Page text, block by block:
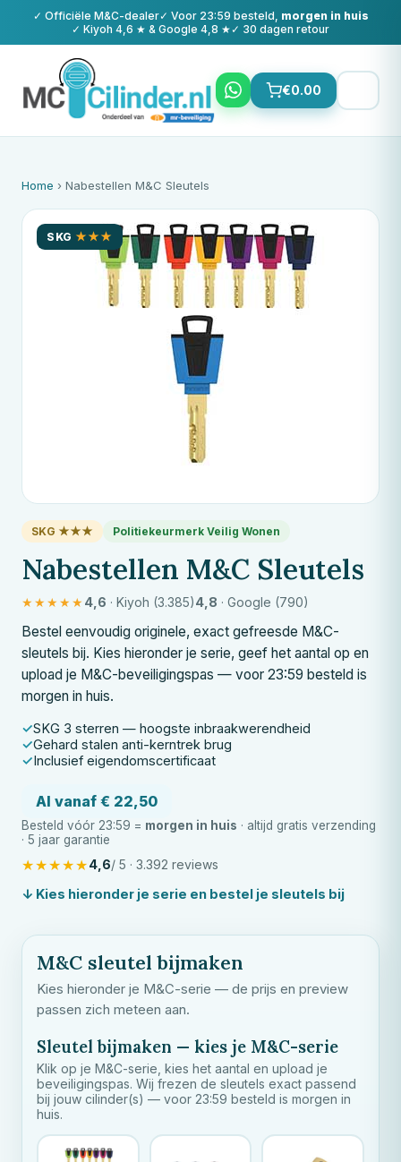
✓ Officiële M&C-dealer✓ Voor 23:59 besteld, morgen in huis
✓ Kiyoh 4,6 ★ & Google 4,8 ★ ✓ 30 dagen retour
€0.00
Home › Nabestellen M&C Sleutels
SKG ★★★
SKG ★★★ Politiekeurmerk Veilig Wonen
Nabestellen M&C Sleutels
★★★★★4,6 · Kiyoh (3.385)4,8 · Google (790)
Bestel eenvoudig originele, exact gefreesde M&C-
sleutels bij. Kies hieronder je serie, geef het aantal op en
upload je M&C-beveiligingspas — voor 23:59 besteld is
morgen in huis.
SKG 3 sterren — hoogste inbraakwerendheid
Gehard stalen anti-kerntrek brug
Inclusief eigendomscertificaat
Al vanaf € 22,50
Besteld vóór 23:59 = morgen in huis · altijd gratis verzending
· 5 jaar garantie
★★★★★4,6/ 5 · 3.392 reviews
↓ Kies hieronder je serie en bestel je sleutels bij
M&C sleutel bijmaken
Kies hieronder je M&C-serie — de prijs en preview
passen zich meteen aan.
Sleutel bijmaken — kies je M&C-serie
Klik op je M&C-serie, kies het aantal en upload je
beveiligingspas. Wij frezen de sleutels exact passend
bij jouw cilinder(s) — voor 23:59 besteld is morgen in
huis.